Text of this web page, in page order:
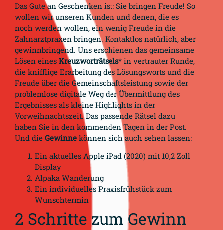
Das Gute an Geschenken ist: Sie bringen Freude! So
wollen wir unseren Kunden und denen, die es
noch werden wollen, ein wenig Freude in die
Zahnarztpraxen bringen. Kontaktlos natürlich, aber
gewinnbringend. Uns erschienen das gemeinsame
Lösen eines Kreuzworträtsels* in vertrauter Runde,
die knifflige Erarbeitung des Lösungsworts und die
Freude über die Gemeinschaftsleistung sowie der
problemlose digitale Weg der Übermittlung des
Ergebnisses als kleine Highlights in der
Vorweihnachtszeit. Das passende Rätsel dazu
haben Sie in den kommenden Tagen in der Post.
Und die Gewinne können sich auch sehen lassen:
Ein aktuelles Apple iPad (2020) mit 10,2 Zoll
Display
Alpaka Wanderung
Ein individuelles Praxisfrühstück zum
Wunschtermin
2 Schritte zum Gewinn